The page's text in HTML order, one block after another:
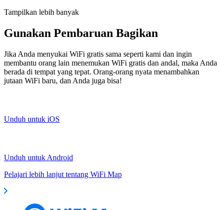
Tampilkan lebih banyak
Gunakan Pembaruan Bagikan
Jika Anda menyukai WiFi gratis sama seperti kami dan ingin
membantu orang lain menemukan WiFi gratis dan andal, maka Anda
berada di tempat yang tepat. Orang-orang nyata menambahkan
jutaan WiFi baru, dan Anda juga bisa!
Unduh untuk iOS
Unduh untuk Android
Pelajari lebih lanjut tentang WiFi Map